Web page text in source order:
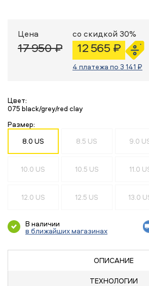
Цена
17 950 ₽
со скидкой 30%
12 565 ₽
4 платежа по 3 141 ₽
Цвет:
075 black/grey/red clay
Размер:
8.0 US
8.5 US 9.0
10.0 US 10.5 US 11.0
12.0 US 12.5 US 13.0
В наличии
в ближайших магазинах
ОПИСАНИЕ
ТЕХНОЛОГИИ